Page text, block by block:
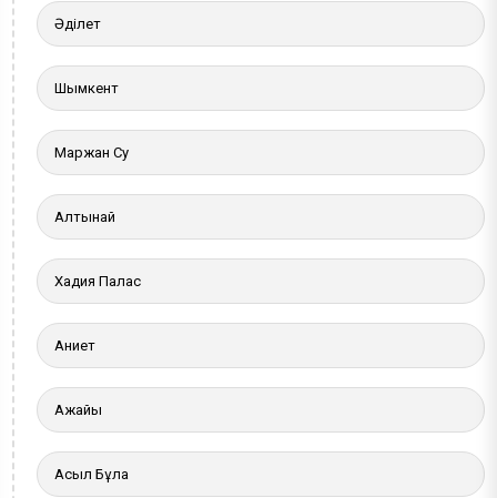
Әділет
Шымкент
Маржан Су
Алтынай
Хадия Палас
Ақниет
Ақжайық
Асыл Бұлақ